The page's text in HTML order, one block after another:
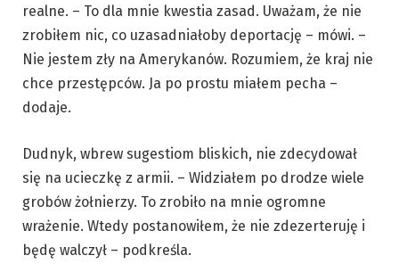
realne. – To dla mnie kwestia zasad. Uważam, że nie
zrobiłem nic, co uzasadniałoby deportację – mówi. –
Nie jestem zły na Amerykanów. Rozumiem, że kraj nie
chce przestępców. Ja po prostu miałem pecha –
dodaje.
Dudnyk, wbrew sugestiom bliskich, nie zdecydował
się na ucieczkę z armii. – Widziałem po drodze wiele
grobów żołnierzy. To zrobiło na mnie ogromne
wrażenie. Wtedy postanowiłem, że nie zdezerteruję i
będę walczył – podkreśla.